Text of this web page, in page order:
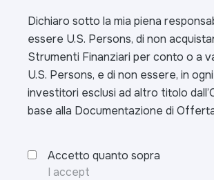
Dichiaro sotto la mia piena
essere U.S. Persons, di non
Strumenti Finanziari per conto o a
U.S. Persons, e di non essere, in
investitori esclusi ad altro titolo
base alla Documentazione di
Accetto quanto sopra
I accept